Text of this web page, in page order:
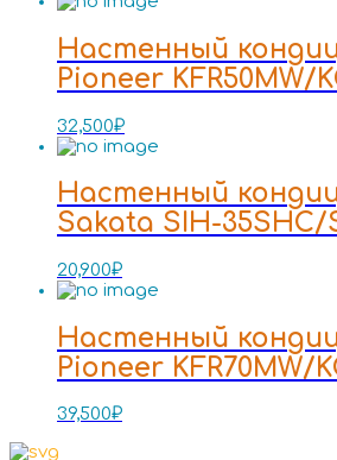
Настенный
Pioneer KFR50MW/
32,500₽
Настенный
Sakata SIH-35SHC/
20,900₽
Настенный
Pioneer KFR70MW/
39,500₽